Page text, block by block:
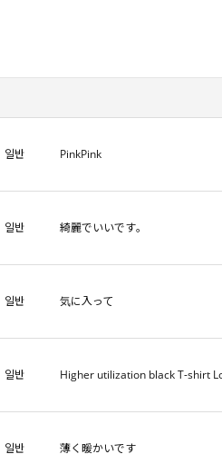
일반 PinkPink
일반 綺麗でいいです。
일반 気に入って
일반 Higher utilization black T-shirt
일반 薄く暖かいです